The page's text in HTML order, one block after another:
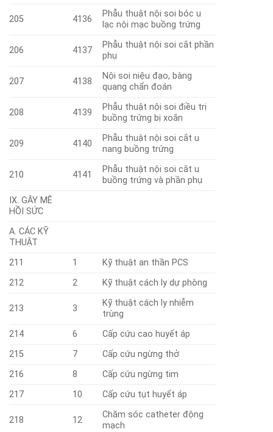
205 4136
Phẫu thuật nội soi bóc u
lạc nội mạc buồng trứng
206 4137
Phẫu thuật nội soi cắt phần
phụ
207 4138
Nội soi niệu đạo, bàng
quang chẩn đoán
208 4139
Phẫu thuật nội soi điều trị
buồng trứng bị xoắn
209 4140
Phẫu thuật nội soi cắt u
nang buồng trứng
210 4141
Phẫu thuật nội soi cắt u
buồng trứng và phần phụ
IX. GÂY MÊ
HỒI SỨC
A. CÁC KỸ
THUẬT
211
1
Kỹ thuật an thần PCS
212
2 Kỹ thuật cách ly dự phòng
213 3
Kỹ thuật cách ly nhiễm
trùng
214
6
Cấp cứu cao huyết áp
215
7
Cấp cứu ngừng thở
216
8
Cấp cứu ngừng tim
217
10 Cấp cứu tụt huyết áp
218 12
Chăm sóc catheter động
mạch